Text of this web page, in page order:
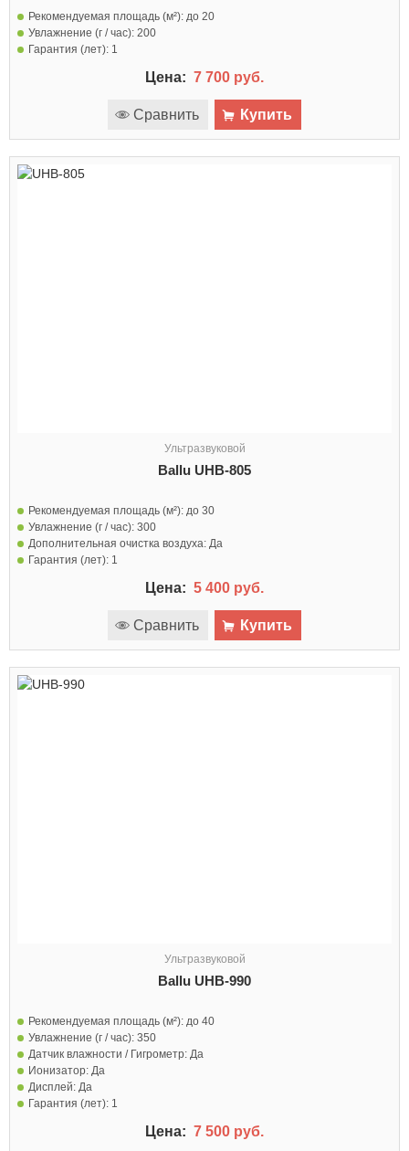
Рекомендуемая площадь (м²): до 20
Увлажнение (г / час): 200
Гарантия (лет): 1
Цена: 7 700 руб.
Сравнить Купить
Ультразвуковой
Ballu UHB-805
Рекомендуемая площадь (м²): до 30
Увлажнение (г / час): 300
Дополнительная очистка воздуха: Да
Гарантия (лет): 1
Цена: 5 400 руб.
Сравнить Купить
Ультразвуковой
Ballu UHB-990
Рекомендуемая площадь (м²): до 40
Увлажнение (г / час): 350
Датчик влажности / Гигрометр: Да
Ионизатор: Да
Дисплей: Да
Гарантия (лет): 1
Цена: 7 500 руб.